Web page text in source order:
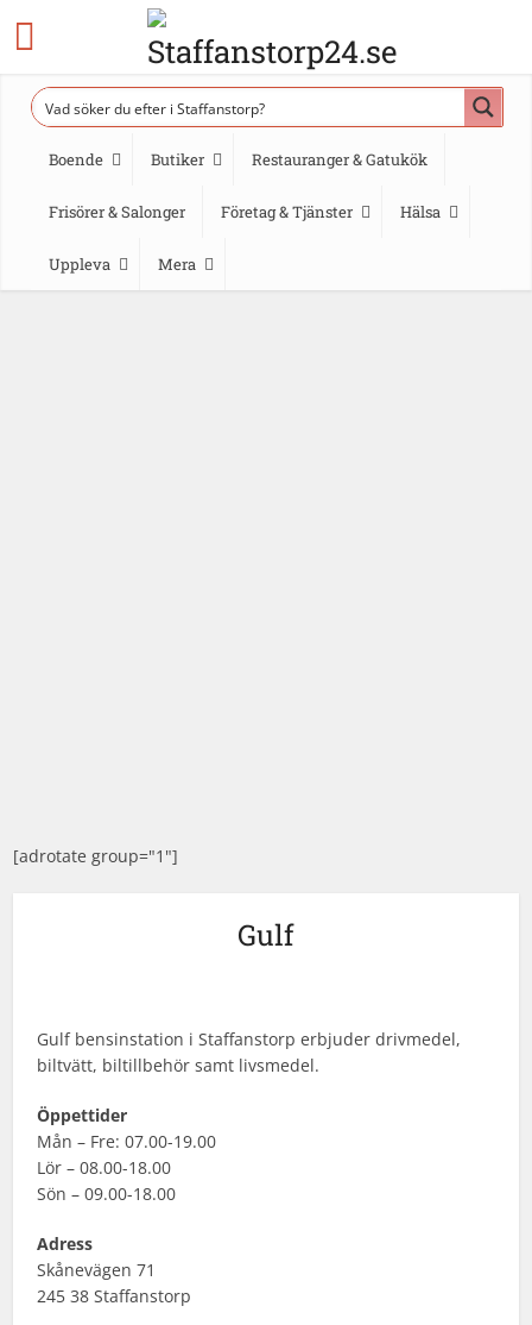
Boende Butiker Restauranger & Gatukök
Frisörer & Salonger Företag & Tjänster Hälsa
Uppleva Mera
[adrotate group="1"]
Gulf
Gulf bensinstation i Staffanstorp erbjuder drivmedel,
biltvätt, biltillbehör samt livsmedel.
Öppettider
Mån – Fre: 07.00-19.00
Lör – 08.00-18.00
Sön – 09.00-18.00
Adress
Skånevägen 71
245 38 Staffanstorp